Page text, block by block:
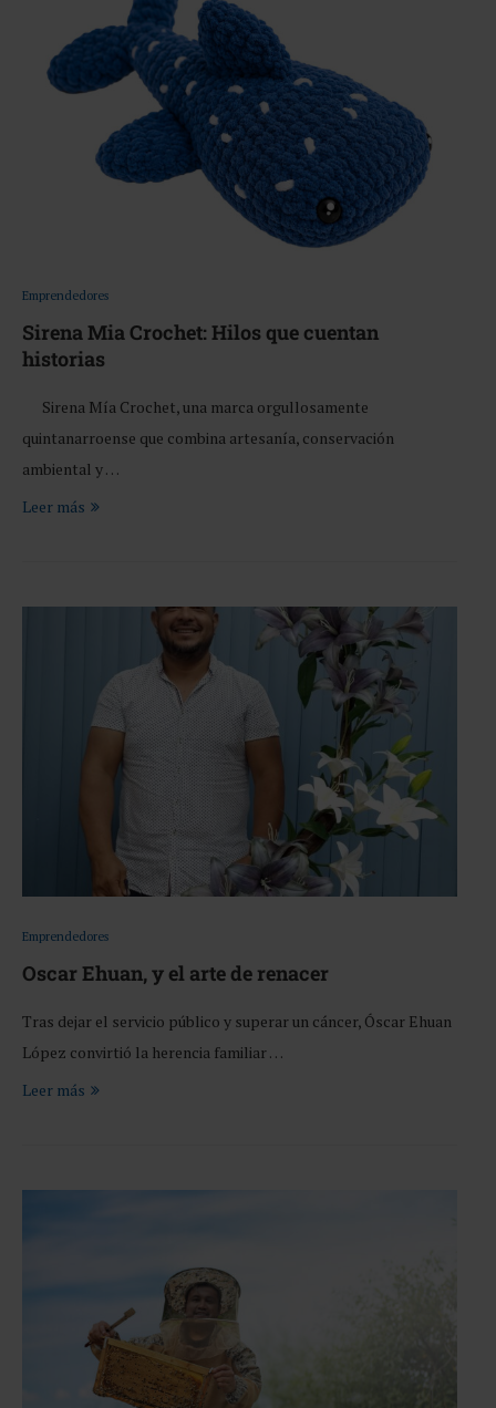
Emprendedores
Sirena Mia Crochet: Hilos que cuentan
historias
Sirena Mía Crochet, una marca orgullosamente
quintanarroense que combina artesanía, conservación
ambiental y …
Leer más
Emprendedores
Oscar Ehuan, y el arte de renacer
Tras dejar el servicio público y superar un cáncer, Óscar Ehuan
López convirtió la herencia familiar …
Leer más